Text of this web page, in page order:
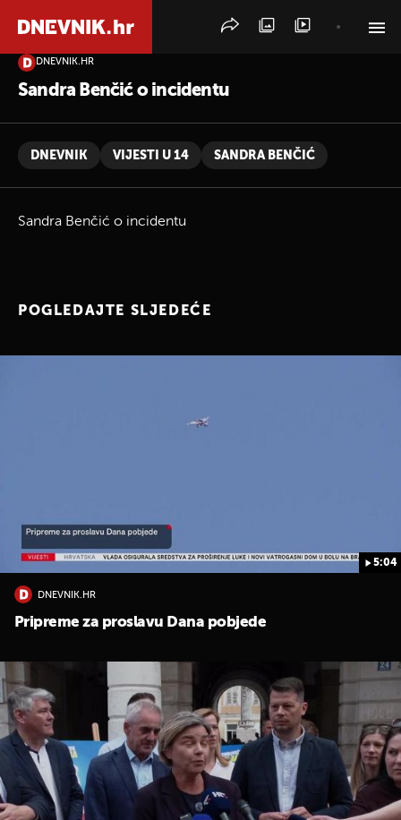
DNEVNIK.HR
Sandra Benčić o incidentu
DNEVNIK VIJESTI U 14 SANDRA BENČIĆ
Sandra Benčić o incidentu
POGLEDAJTE SLJEDEĆE
5:04
DNEVNIK.HR
Pripreme za proslavu Dana pobjede
PRETRAŽITE VIJESTI